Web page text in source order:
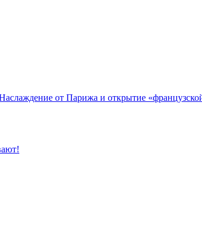
от Парижа и открытие